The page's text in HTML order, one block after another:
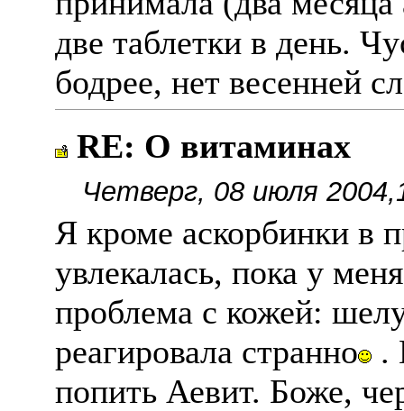
две таблетки в день.
бодрее, нет весенней
RE: О витаминах
Четверг, 08 июля
Я кроме аскорбинки в
увлекалась, пока у
проблема с кожей:
реагировала странно
.
попить Аевит. Боже,